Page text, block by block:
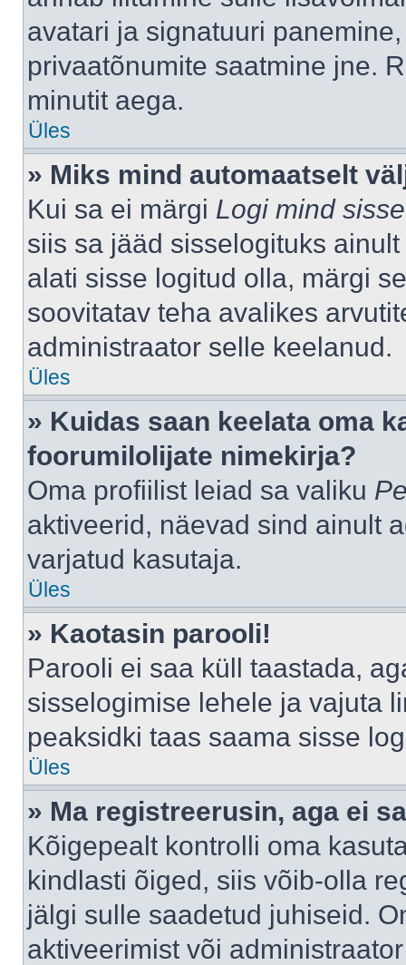
avatari ja signatuuri
privaatõnumite saatmine jne.
minutit aega.
Üles
» Miks mind automaatselt
Kui sa ei märgi Logi mind
siis sa jääd sisselogituks
alati sisse logitud olla, märgi
soovitatav teha avalikes
administraator selle keelanud.
Üles
» Kuidas saan keelata oma
foorumilolijate nimekirja?
Oma profiilist leiad sa valiku
aktiveerid, näevad sind ainult
varjatud kasutaja.
Üles
» Kaotasin parooli!
Parooli ei saa küll taastada,
sisselogimise lehele ja vajuta
peaksidki taas saama sisse
Üles
» Ma registreerusin, aga ei
Kõigepealt kontrolli oma
kindlasti õiged, siis võib-olla
jälgi sulle saadetud juhiseid.
aktiveerimist või